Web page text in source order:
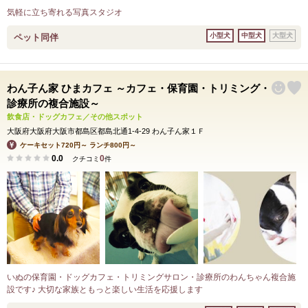
気軽に立ち寄れる写真スタジオ
ペット同伴 小型犬 中型犬 大型犬
わん子ん家 ひまカフェ ～カフェ・保育園・トリミング・
診療所の複合施設～
飲食店・ドッグカフェ／その他スポット
大阪府大阪府大阪市都島区都島北通1-4-29 わん子ん家１Ｆ
ケーキセット720円～ ランチ800円～
0.0 クチコミ 0件
いぬの保育園・ドッグカフェ・トリミングサロン・診療所のわんちゃん複合施
設です♪ 大切な家族ともっと楽しい生活を応援します